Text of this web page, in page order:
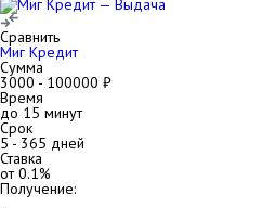
Сравнить
Миг Кредит
Сумма
3000 - 100000 ₽
Время
до 15 минут
Срок
5- 365 дней
Ставка
от0.1%
Получение: